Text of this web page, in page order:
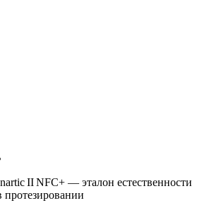
II NFC+ — эталон естественности